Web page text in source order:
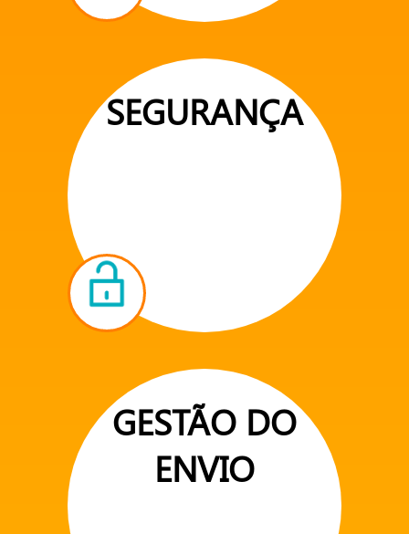
SEGURANÇA
GESTÃO DO
ENVIO